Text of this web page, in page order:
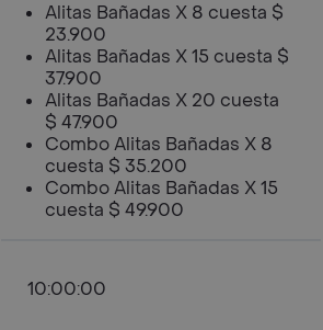
Alitas Bañadas X 8 cuesta $
23.900
Alitas Bañadas X 15 cuesta $
37.900
Alitas Bañadas X 20 cuesta
$ 47.900
Combo Alitas Bañadas X 8
cuesta $ 35.200
Combo Alitas Bañadas X 15
cuesta $ 49.900
10:00:00